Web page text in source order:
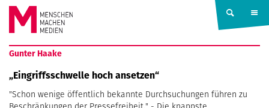
Springe zum Inhalt
MENSCHEN
MACHEN
Gunter Haake
„Eingriffsschwelle hoch ansetzen“
"Schon wenige öffentlich bekannte Durchsuchungen führen zu